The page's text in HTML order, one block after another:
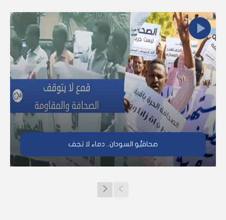
صحافيُّو السودان.. دماء لا تجف